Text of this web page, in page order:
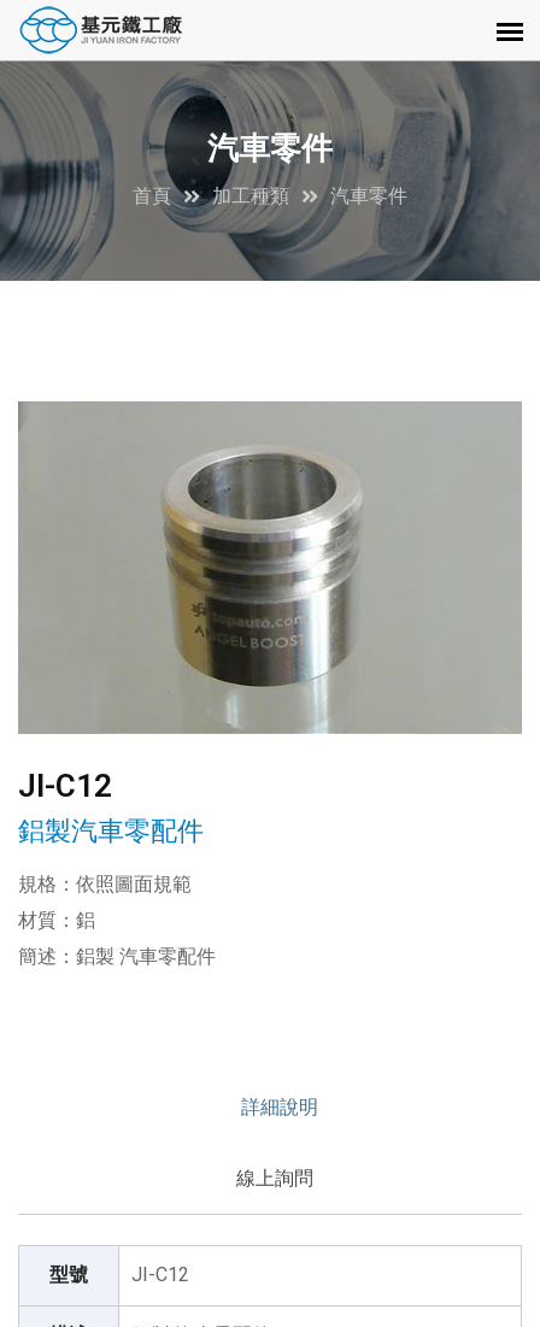
汽車零件
首頁 加工種類 汽車零件
JI-C12
鋁製汽車零配件
規格：依照圖面規範
材質：鋁
簡述：鋁製 汽車零配件
詳細說明
線上詢問
型號 JI-C12